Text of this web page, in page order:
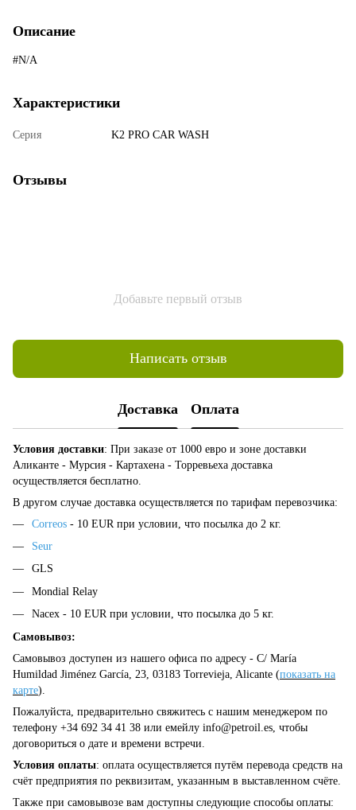
Описание
#N/A
Характеристики
Серия K2 PRO CAR WASH
Отзывы
Добавьте первый отзыв
Написать отзыв
Доставка Оплата
Условия доставки: При заказе от 1000 евро и зоне доставки
Аликанте - Мурсия - Картахена - Торревьеха доставка
осуществляется бесплатно.
В другом случае доставка осуществляется по тарифам перевозчика:
Correos - 10 EUR при условии, что посылка до 2 кг.
Seur
GLS
Mondial Relay
Nacex - 10 EUR при условии, что посылка до 5 кг.
Самовывоз:
Самовывоз доступен из нашего офиса по адресу - C/ María
Humildad Jiménez García, 23, 03183 Torrevieja, Alicante (показать на
карте).
Пожалуйста, предварительно свяжитесь с нашим менеджером по
телефону +34 692 34 41 38 или емейлу info@petroil.es , чтобы
договориться о дате и времени встречи.
Условия оплаты: оплата осуществляется путём перевода средств на
счёт предприятия по реквизитам, указанным в выставленном счёте.
Также при самовывозе вам доступны следующие способы оплаты: